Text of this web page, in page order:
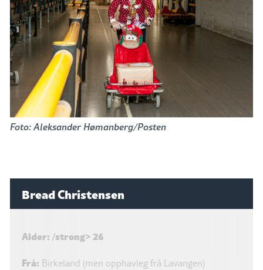
Foto: Aleksander Hømanberg/Posten
Bread Christensen
Alder: /strong> 26
Frå: Birkeland (men opphavleg frå Lavangen)